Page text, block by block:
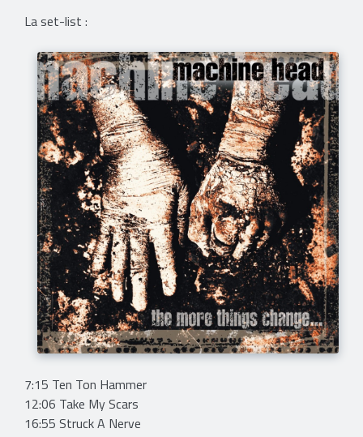
La set-list :
7:15 Ten Ton Hammer
12:06 Take My Scars
16:55 Struck A Nerve